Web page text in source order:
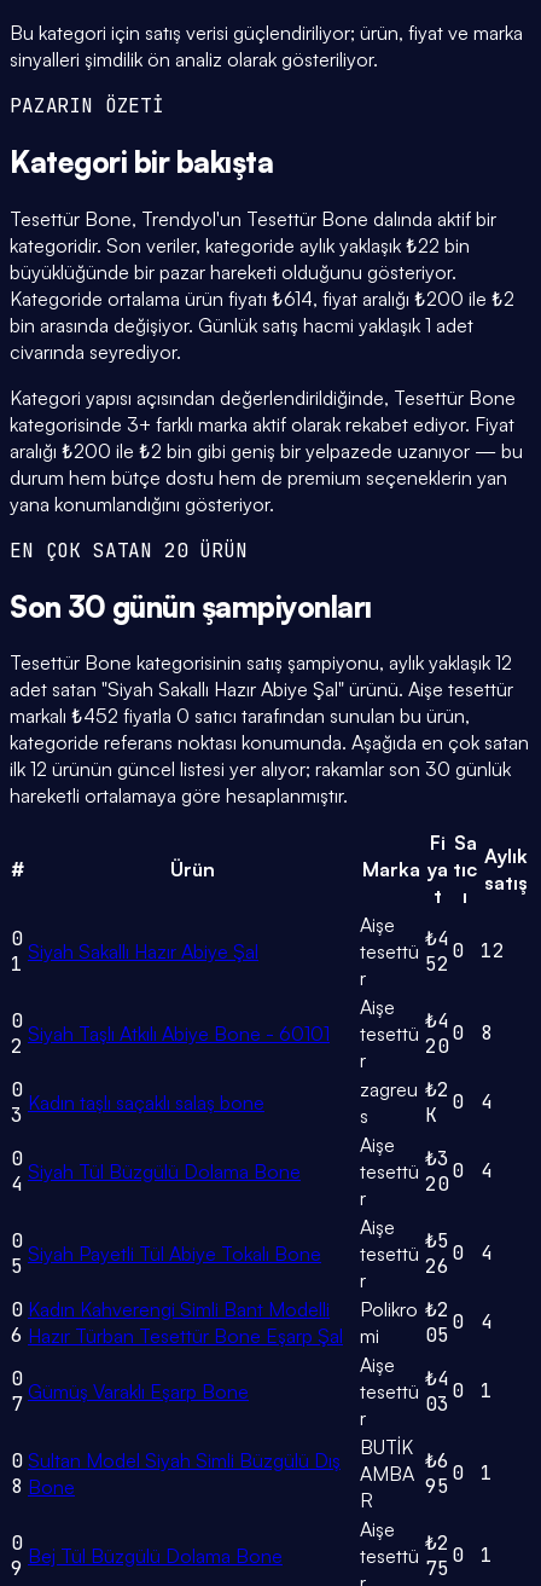
Bu kategori için satış verisi güçlendiriliyor; ürün, fiyat ve marka
sinyalleri şimdilik ön analiz olarak gösteriliyor.
PAZARIN ÖZETİ
Kategori bir bakışta
Tesettür Bone, Trendyol'un Tesettür Bone dalında aktif bir
kategoridir. Son veriler, kategoride aylık yaklaşık ₺22 bin
büyüklüğünde bir pazar hareketi olduğunu gösteriyor.
Kategoride ortalama ürün fiyatı ₺614, fiyat aralığı ₺200 ile ₺2
bin arasında değişiyor. Günlük satış hacmi yaklaşık 1 adet
civarında seyrediyor.
Kategori yapısı açısından değerlendirildiğinde, Tesettür Bone
kategorisinde 3+ farklı marka aktif olarak rekabet ediyor. Fiyat
aralığı ₺200 ile ₺2 bin gibi geniş bir yelpazede uzanıyor — bu
durum hem bütçe dostu hem de premium seçeneklerin yan
yana konumlandığını gösteriyor.
EN ÇOK SATAN 20 ÜRÜN
Son 30 günün şampiyonları
Tesettür Bone kategorisinin satış şampiyonu, aylık yaklaşık 12
adet satan "Siyah Sakallı Hazır Abiye Şal" ürünü. Aişe tesettür
markalı ₺452 fiyatla 0 satıcı tarafından sunulan bu ürün,
kategoride referans noktası konumunda. Aşağıda en çok satan
ilk 12 ürünün güncel listesi yer alıyor; rakamlar son 30 günlük
hareketli ortalamaya göre hesaplanmıştır.
# Ürün Marka
Fi
ya
t
Sa
tıc
ı
Aylık
satış
0
1 Siyah Sakallı Hazır Abiye Şal
Aişe
tesettü
r
₺4
52
0 12
0
2 Siyah Taşlı Atkılı Abiye Bone - 60101
Aişe
tesettü
r
₺4
20
0 8
0
3 Kadın taşlı saçaklı salaş bone
zagreu
s
₺2
K
0 4
0
4 Siyah Tül Büzgülü Dolama Bone
Aişe
tesettü
r
₺3
20
0 4
0
5 Siyah Payetli Tül Abiye Tokalı Bone
Aişe
tesettü
r
₺5
26
0 4
0
6
Kadın Kahverengi Simli Bant Modelli
Hazır Türban Tesettür Bone Eşarp Şal
Polikro
mi
₺2
05
0 4
0
7 Gümüş Varaklı Eşarp Bone
Aişe
tesettü
r
₺4
03
0 1
0
8
Sultan Model Siyah Simli Büzgülü Dış
Bone
BUTİK
AMBA
R
₺6
95
0 1
0
9 Bej Tül Büzgülü Dolama Bone
Aişe
tesettü ₺2
75
0 1